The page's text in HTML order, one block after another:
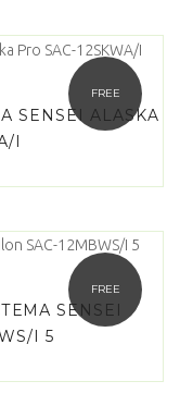
FREE
ALASKA
I
FREE
SENSEI
I 5